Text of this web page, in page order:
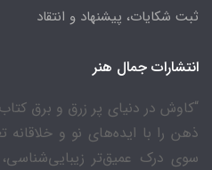
ثبت شکایات، پیشنهاد و انتقاد
انتشارات جمال هنر
“کاوش در دنیای پر زرق و برق
ذهن را با ایده‌های نو و خلاقانه
سوی درک عمیق‌تر